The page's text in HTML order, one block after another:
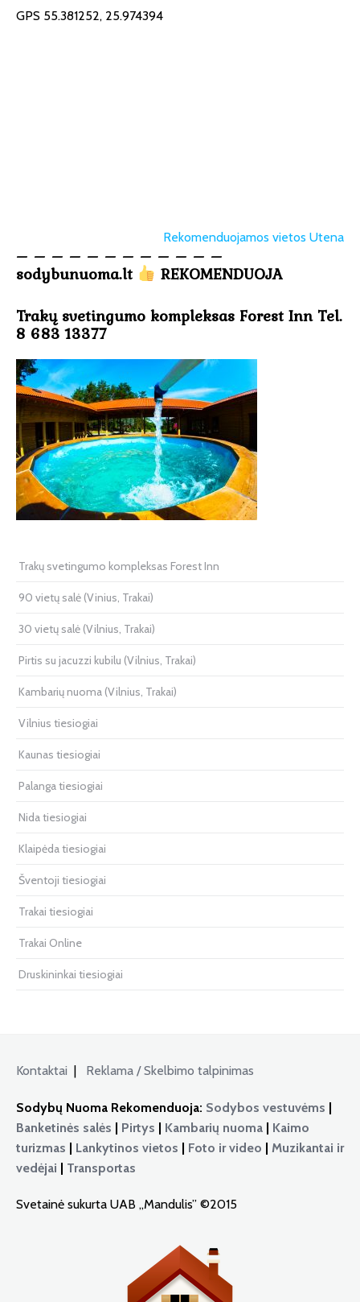
GPS 55.381252, 25.974394
Rekomenduojamos vietos Utena
– – – – – – – – – – – –
sodybunuoma.lt
REKOMENDUOJA
Trakų svetingumo kompleksas Forest Inn Tel.
8 683 13377
Trakų svetingumo kompleksas Forest Inn
90 vietų salė (Vinius, Trakai)
30 vietų salė (Vilnius, Trakai)
Pirtis su jacuzzi kubilu (Vilnius, Trakai)
Kambarių nuoma (Vilnius, Trakai)
Vilnius tiesiogiai
Kaunas tiesiogiai
Palanga tiesiogiai
Nida tiesiogiai
Klaipėda tiesiogiai
Šventoji tiesiogiai
Trakai tiesiogiai
Trakai Online
Druskininkai tiesiogiai
Kontaktai | Reklama / Skelbimo talpinimas
Sodybų Nuoma Rekomenduoja: Sodybos vestuvėms |
Banketinės salės | Pirtys | Kambarių nuoma | Kaimo
turizmas | Lankytinos vietos | Foto ir video | Muzikantai ir
vedėjai | Transportas
Svetainė sukurta UAB „Mandulis” ©2015